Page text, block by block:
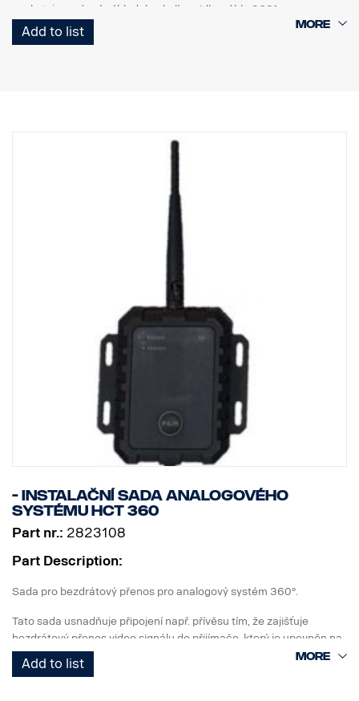
poskytuje správný výhled do okolí vozidla v úhlu 360°.
sada se skládá z těchto částí
Add to list
- Instalační sada analogového
systému HCT 360
Part nr.: 2823108
Part Description:
Sada pro bezdrátový přenos pro analogový systém 360°.
Tato sada usnadňuje připojení např. přívěsu tím, že zajišťuje
bezdrátový přenos video signálu do přijímače, který je upevněn na
kabině.
Add to list